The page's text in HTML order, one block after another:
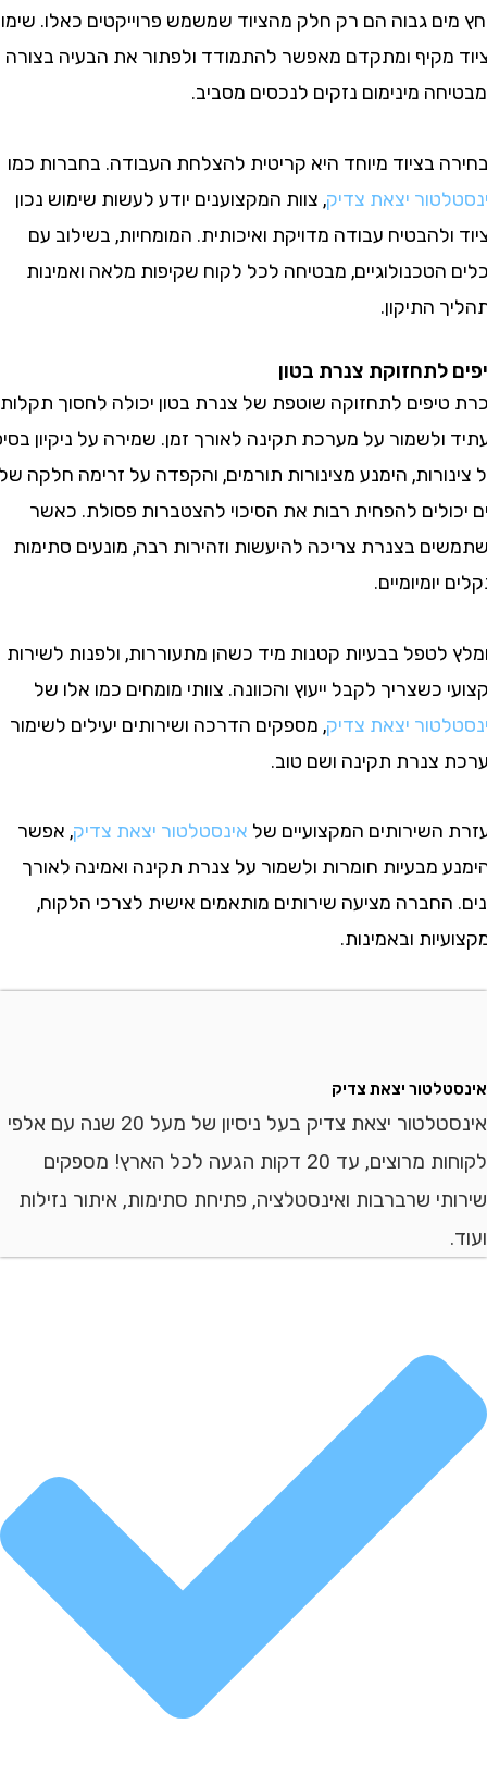
גבוה הם רק חלק מהציוד שמשמש פרוייקטים כאלו. שימוש
ומתקדם מאפשר להתמודד ולפתור את הבעיה בצורה
מינימום נזקים לנכסים מסביב.
בציוד מיוחד היא קריטית להצלחת העבודה. בחברות כמו
יצאת צדיק , צוות המקצוענים יודע לעשות שימוש נכון
עבודה מדויקת ואיכותית. המומחיות, בשילוב עם
מבטיחה לכל לקוח שקיפות מלאה ואמינות
התיקון.
צנרת בטון
לתחזוקה שוטפת של צנרת בטון יכולה לחסוך תקלות
על מערכת תקינה לאורך זמן. שמירה על ניקיון בסיסי
הימנע מצינורות תורמים, והקפדה על זרימה חלקה של
להפחית רבות את הסיכוי להצטברות פסולת. כאשר
בצנרת צריכה להיעשות וזהירות רבה, מונעים סתימות
בבעיות קטנות מיד כשהן מתעוררות, ולפנות לשירות
כשצריך לקבל ייעוץ והכוונה. צוותי מומחים כמו אלו של
יצאת צדיק , מספקים הדרכה ושירותים יעילים לשימור
תקינה ושם טוב.
המקצועיים שלאינסטלטור יצאת צדיק , אפשר
מבעיות חומרות ולשמור על צנרת תקינה ואמינה לאורך
מציעה שירותים מותאמים אישית לצרכי הלקוח,
ובאמינות.
יצאת צדיק
אינסטלטור יצאת צדיק בעל ניסיון של מעל 20 שנה עם אלפי
לקוחות מרוצים, עד 20 דקות הגעה לכל הארץ! מספקים
שרברבות ואינסטלציה, פתיחת סתימות, איתור נזילות